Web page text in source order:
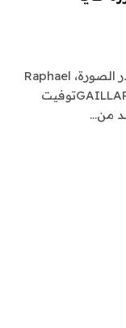
بول كيربيبي بي سي نيوزقبل 35 دقيقةصدر الصورة، Raphael
GAILLARDE/Gamma-Rapho via Getty Imagesتوفيت
من…